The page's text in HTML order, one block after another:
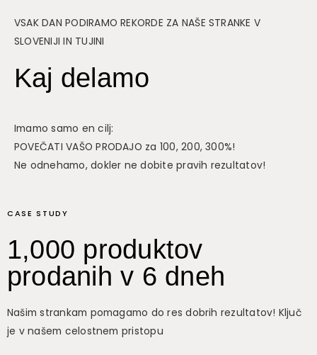
VSAK DAN PODIRAMO REKORDE ZA NAŠE STRANKE V
SLOVENIJI IN TUJINI
Kaj delamo
Imamo samo en cilj:
POVEČATI VAŠO PRODAJO za 100, 200, 300%!
Ne odnehamo, dokler ne dobite pravih rezultatov!
CASE STUDY
1,000 produktov
prodanih v 6 dneh
Našim strankam pomagamo do res dobrih rezultatov! Ključ
je v našem celostnem pristopu